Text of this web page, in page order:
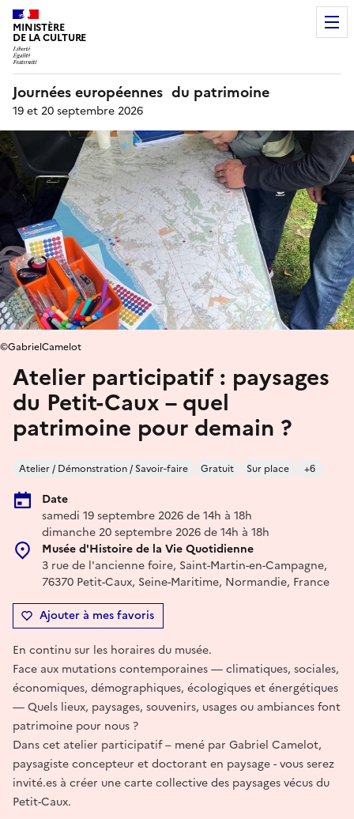
MINISTÈRE
DE LA CULTURE
Journées européennes du patrimoine
19 et 20 septembre 2026
Atelier participatif : paysages
du Petit-Caux – quel
patrimoine pour demain ?
Atelier / Démonstration / Savoir-faire Gratuit Sur place +6
Date
samedi 19 septembre 2026 de 14h à 18h
dimanche 20 septembre 2026 de 14h à 18h
Musée d'Histoire de la Vie Quotidienne
3 rue de l'ancienne foire, Saint-Martin-en-Campagne,
76370 Petit-Caux, Seine-Maritime, Normandie, France
Ajouter à mes favoris
©GabrielCamelot
En continu sur les horaires du musée.
Face aux mutations contemporaines — climatiques, sociales,
économiques, démographiques, écologiques et énergétiques
— Quels lieux, paysages, souvenirs, usages ou ambiances font
patrimoine pour nous ?
Dans cet atelier participatif – mené par Gabriel Camelot,
paysagiste concepteur et doctorant en paysage - vous serez
invité.es à créer une carte collective des paysages vécus du
Petit-Caux.